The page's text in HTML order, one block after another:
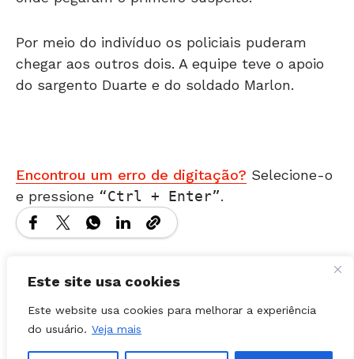
Este site usa cookies
Este website usa cookies para melhorar a experiência
do usuário. Veja mais
chegar aos outros dois. A equipe teve o apoio
do sargento Duarte e do soldado Marlon.
e pressione Ctrl + Enter .
Matérias Relacionadas